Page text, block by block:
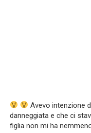
Avevo intenzione
danneggiata e che ci
figlia non mi ha